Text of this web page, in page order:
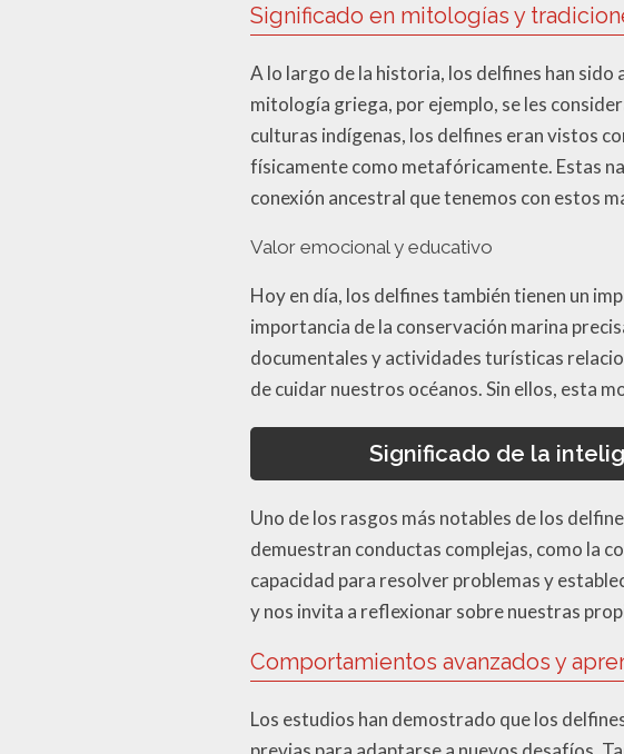
Significado en mitologías y
A lo largo de la historia, los delfines han sido
mitología griega, por ejemplo, se les
culturas indígenas, los delfines eran vistos
físicamente como metafóricamente. Estas
conexión ancestral que tenemos con estos
Valor emocional y educativo
Hoy en día, los delfines también tienen un
importancia de la conservación marina
documentales y actividades turísticas
de cuidar nuestros océanos. Sin ellos, esta
Significado de la
Uno de los rasgos más notables de los
demuestran conductas complejas, como la
capacidad para resolver problemas y
y nos invita a reflexionar sobre nuestras
Comportamientos avanzados y
Los estudios han demostrado que los